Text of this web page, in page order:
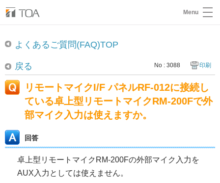
Menu
よくあるご質問(FAQ)TOP
戻る No : 3088 印刷
リモートマイクI/F パネルRF-012に接続し
ている卓上型リモートマイクRM-200Fで外
部マイク入力は使えますか。
回答
卓上型リモートマイクRM-200Fの外部マイク入力を
AUX入力としては使えません。